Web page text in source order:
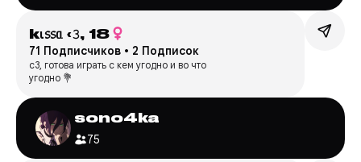
kι᥉᥉ᥲ ‹𝟹, 18
71 Подписчиков • 2 Подписок
с3, готова играть с кем угодно и во что
угодно 💐
sono4ka
75